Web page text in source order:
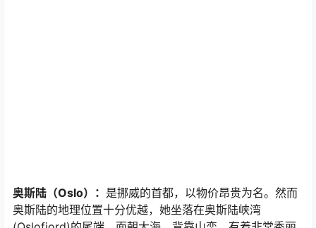
奥斯陆（Oslo）： 是挪威的首都，以物价昂贵为名。然而
奥斯陆的地理位置十分优越，她坐落在奥斯陆峡湾